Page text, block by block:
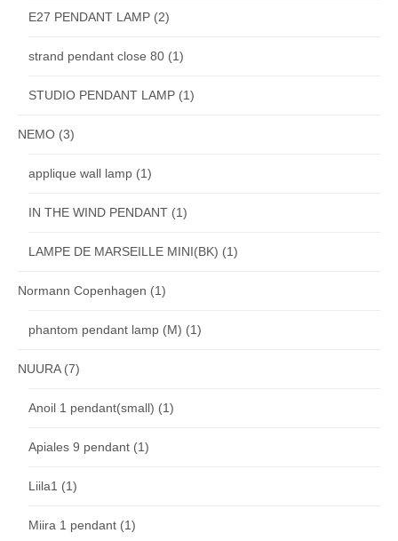
E27 PENDANT LAMP (2)
strand pendant close 80 (1)
STUDIO PENDANT LAMP (1)
NEMO (3)
applique wall lamp (1)
IN THE WIND PENDANT (1)
LAMPE DE MARSEILLE MINI(BK) (1)
Normann Copenhagen (1)
phantom pendant lamp (M) (1)
NUURA(7)
Anoil 1 pendant(small) (1)
Apiales 9 pendant (1)
Liila1 (1)
Miira 1 pendant (1)